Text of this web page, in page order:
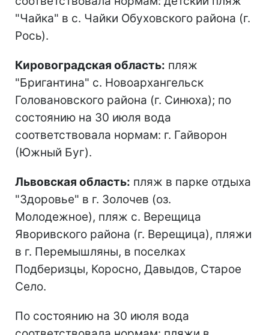
"Чайка" в с. Чайки Обуховского района (г.
Рось).
Кировоградская область: пляж
"Бригантина" с. Новоархангельск
Головановского района (г. Синюха); по
состоянию на 30 июля вода
соответствовала нормам: г. Гайворон
(Южный Буг).
Львовская область: пляж в парке отдыха
"Здоровье" в г. Золочев (оз.
Молодежное), пляж с. Верещица
Яворивского района (г. Верещица), пляжи
в г. Перемышляны, в поселках
Подберизцы, Коросно, Давыдов, Старое
Село.
По состоянию на 30 июля вода